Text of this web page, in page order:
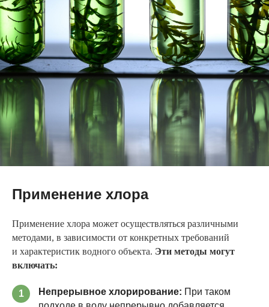
Применение хлора
Применение хлора может осуществляться различными
методами, в зависимости от конкретных требований
и характеристик водного объекта. Эти методы могут
включать:
1 Непрерывное хлорирование: При таком